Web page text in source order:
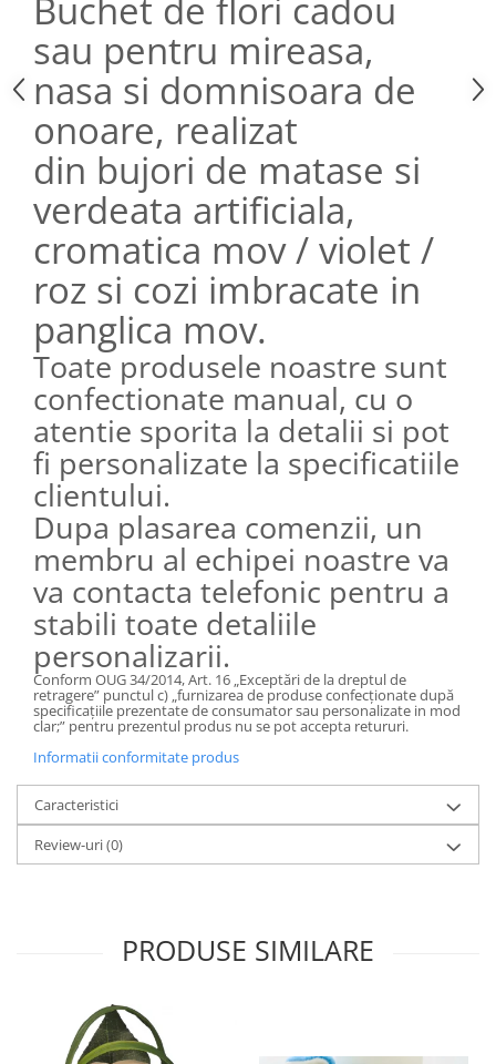
Buchet de flori cadou
sau pentru mireasa,
nasa si domnisoara de
onoare, realizat
din bujori de matase si
verdeata artificiala,
cromatica mov / violet /
roz si cozi imbracate in
panglica mov.
Toate produsele noastre sunt
confectionate manual, cu o
atentie sporita la detalii si pot
fi personalizate la specificatiile
clientului.
Dupa plasarea comenzii, un
membru al echipei noastre va
va contacta telefonic pentru a
stabili toate detaliile
personalizarii.
Conform OUG 34/2014, Art. 16 „Exceptări de la dreptul de
retragere” punctulc) „furnizarea de produse confecţionate după
specificaţiile prezentate de consumator sau personalizate in mod
clar;” pentru prezentul produs nu se pot accepta retururi.
Informatii conformitate produs
Caracteristici
Review-uri(0)
PRODUSE SIMILARE